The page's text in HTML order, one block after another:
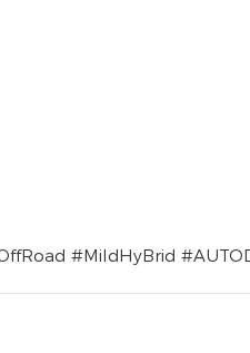
#MildHyBrid